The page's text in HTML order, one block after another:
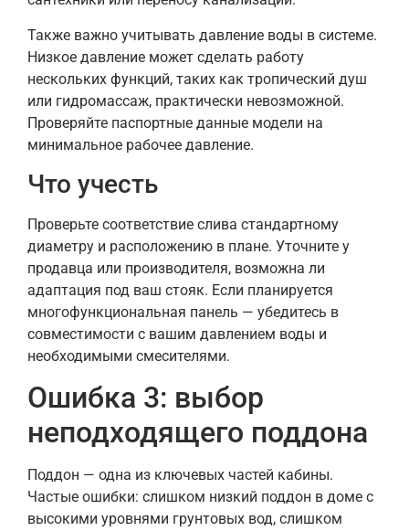
Также важно учитывать давление воды в системе.
Низкое давление может сделать работу
нескольких функций, таких как тропический душ
или гидромассаж, практически невозможной.
Проверяйте паспортные данные модели на
минимальное рабочее давление.
Что учесть
Проверьте соответствие слива стандартному
диаметру и расположению в плане. Уточните у
продавца или производителя, возможна ли
адаптация под ваш стояк. Если планируется
многофункциональная панель — убедитесь в
совместимости с вашим давлением воды и
необходимыми смесителями.
Ошибка 3: выбор
неподходящего поддона
Поддон — одна из ключевых частей кабины.
Частые ошибки: слишком низкий поддон в доме с
высокими уровнями грунтовых вод, слишком